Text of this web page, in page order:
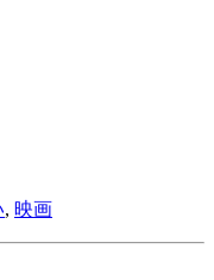
, 映画